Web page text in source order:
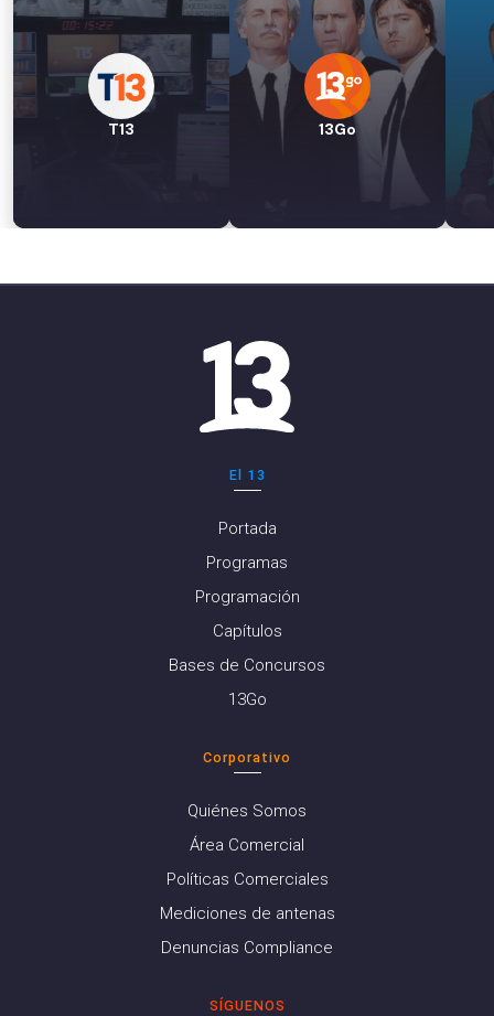
T13 13Go
El 13
Portada
Programas
Programación
Capítulos
Bases de Concursos
13Go
Corporativo
Quiénes Somos
Área Comercial
Políticas Comerciales
Mediciones de antenas
Denuncias Compliance
SÍGUENOS